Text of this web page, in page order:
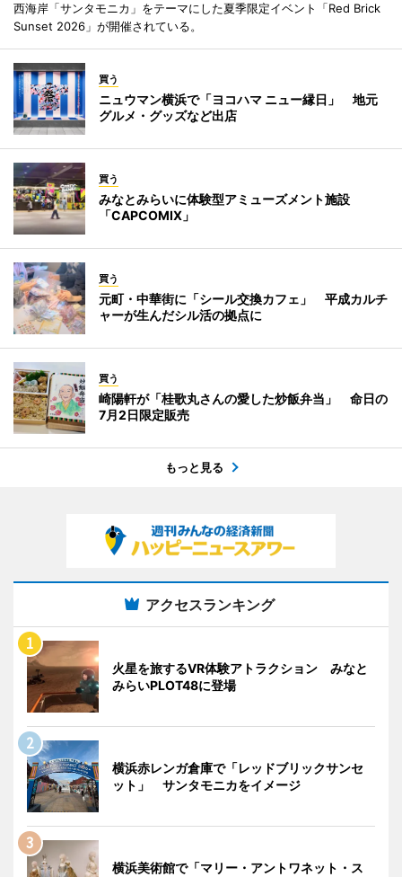
西海岸「サンタモニカ」をテーマにした夏季限定イベント「Red Brick
Sunset 2026」が開催されている。
買う
ニュウマン横浜で「ヨコハマ ニュー縁日」 地元
グルメ・グッズなど出店
買う
みなとみらいに体験型アミューズメント施設
「CAPCOMIX」
買う
元町・中華街に「シール交換カフェ」 平成カルチ
ャーが生んだシル活の拠点に
買う
崎陽軒が「桂歌丸さんの愛した炒飯弁当」 命日の
7月2日限定販売
もっと見る
アクセスランキング
火星を旅するVR体験アトラクション みなと
みらいPLOT48に登場
横浜赤レンガ倉庫で「レッドブリックサンセ
ット」 サンタモニカをイメージ
横浜美術館で「マリー・アントワネット・ス